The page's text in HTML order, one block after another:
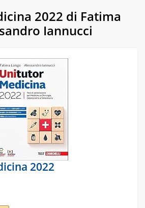
2022 di Fatima
Iannucci
2022